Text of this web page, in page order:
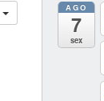
AGO
7
sex